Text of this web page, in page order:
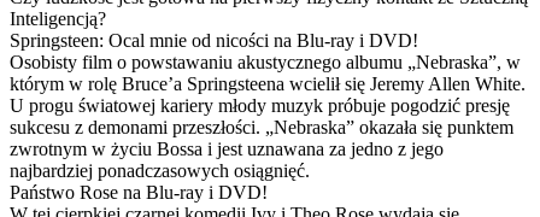
Inteligencją?
Springsteen: Ocal mnie od nicości na Blu-ray i DVD!
Osobisty film o powstawaniu akustycznego albumu „Nebraska”, w
którym w rolę Bruce’a Springsteena wcielił się Jeremy Allen White.
U progu światowej kariery młody muzyk próbuje pogodzić presję
sukcesu z demonami przeszłości. „Nebraska” okazała się punktem
zwrotnym w życiu Bossa i jest uznawana za jedno z jego
najbardziej ponadczasowych osiągnięć.
Państwo Rose na Blu-ray i DVD!